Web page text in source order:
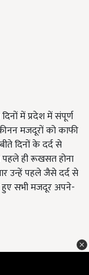
में प्रदेश में संपूर्ण
मजदूरों को काफी
दिनों के दर्द से
ही रूखसत होना
उन्हें पहले जैसे दर्द से
हुए सभी मजदूर अपने-